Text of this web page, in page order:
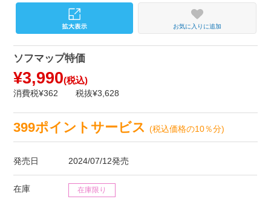
お気に入りに追加
ソフマップ特価
¥3,990(税込)
消費税¥362 税抜¥3,628
399ポイントサービス(税込価格の10％分)
発売日 2024/07/12発売
在庫 在庫限り